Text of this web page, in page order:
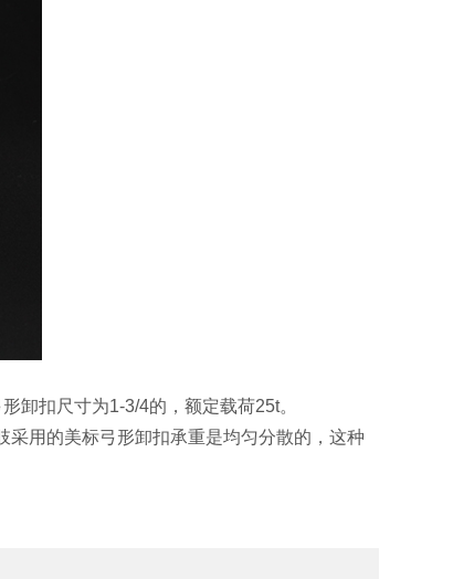
卸扣尺寸为1-3/4的，额定载荷25t。
采用的美标弓形卸扣承重是均匀分散的，这种